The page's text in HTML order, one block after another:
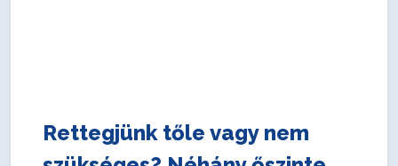
Rettegjünk tőle vagy nem